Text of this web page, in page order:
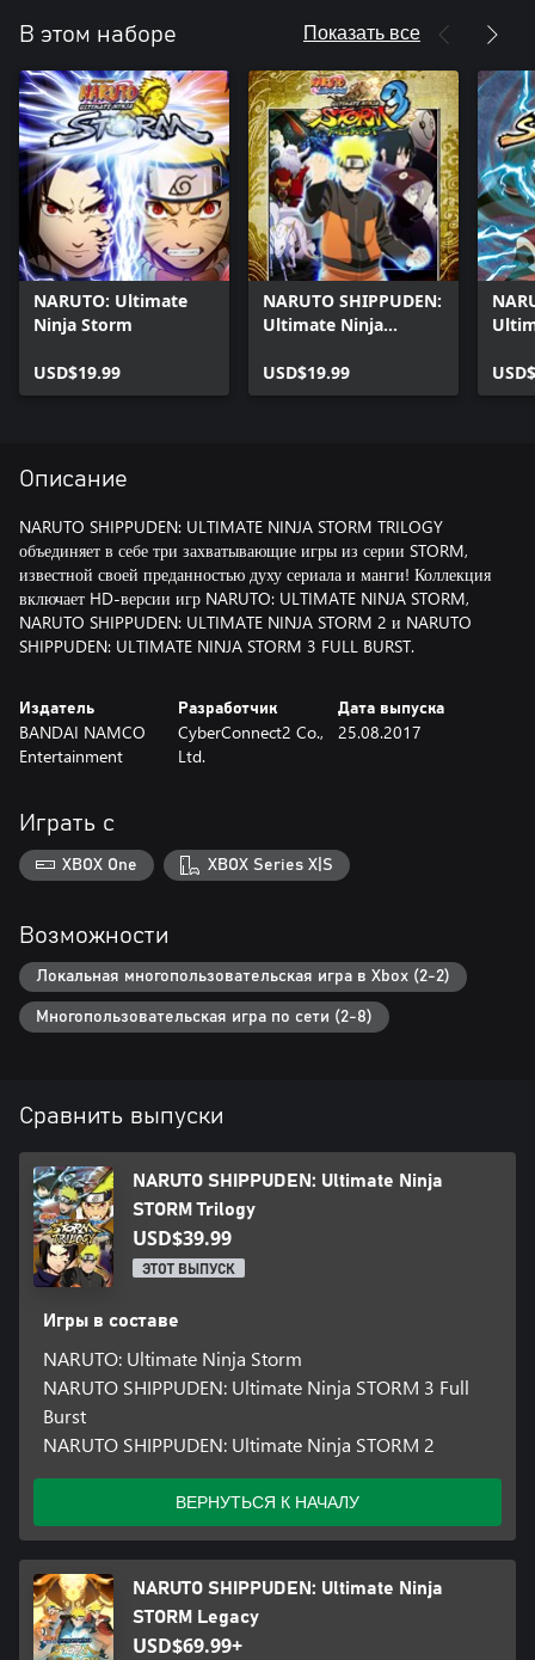
В этом наборе Показать все
NARUTO: Ultimate
Ninja Storm
USD$19.99
NARUTO SHIPPUDEN:
Ultimate Ninja
USD$19.99
Описание
NARUTO SHIPPUDEN: ULTIMATE NINJA STORM TRILOGY
объединяет в себе три захватывающие игры из серии STORM,
известной своей преданностью духу сериала и манги! Коллекция
включает HD-версии игр NARUTO: ULTIMATE NINJA STORM,
NARUTO SHIPPUDEN: ULTIMATE NINJA STORM 2 и NARUTO
SHIPPUDEN: ULTIMATE NINJA STORM 3 FULL BURST.
Издатель
BANDAI NAMCO
Entertainment
Разработчик
CyberConnect2 Co.,
Ltd.
Дата выпуска
25.08.2017
Играть с
XBOX One XBOX Series X|S
Возможности
Локальная многопользовательская игра в Xbox (2-2)
Многопользовательская игра по сети (2-8)
Сравнить выпуски
NARUTO SHIPPUDEN: Ultimate Ninja
STORM Trilogy
USD$39.99
ЭТОТ ВЫПУСК
Игры в составе
NARUTO: Ultimate Ninja Storm
NARUTO SHIPPUDEN: Ultimate Ninja STORM 3 Full
Burst
NARUTO SHIPPUDEN: Ultimate Ninja STORM 2
ВЕРНУТЬСЯ К НАЧАЛУ
NARUTO SHIPPUDEN: Ultimate Ninja
STORM Legacy
USD$69.99+